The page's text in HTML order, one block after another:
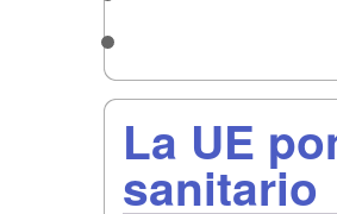
La UE
sanitario